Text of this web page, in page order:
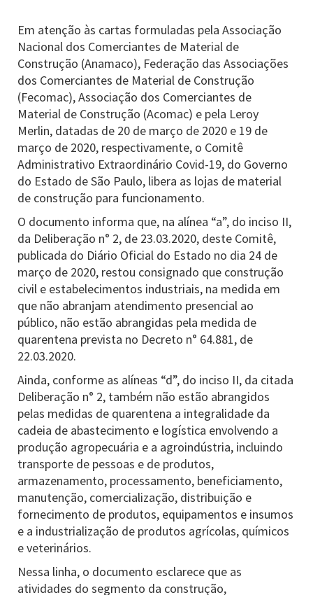
Em atenção às cartas formuladas pela Associação
Nacional dos Comerciantes de Material de
Construção (Anamaco), Federação das Associações
dos Comerciantes de Material de Construção
(Fecomac), Associação dos Comerciantes de
Material de Construção (Acomac) e pela Leroy
Merlin, datadas de 20 de março de 2020 e 19 de
março de 2020, respectivamente, o Comitê
Administrativo Extraordinário Covid-19, do Governo
do Estado de São Paulo, libera as lojas de material
de construção para funcionamento.
O documento informa que, na alínea “a”, do inciso II,
da Deliberação n° 2, de 23.03.2020, deste Comitê,
publicada do Diário Oficial do Estado no dia 24 de
março de 2020, restou consignado que construção
civil e estabelecimentos industriais, na medida em
que não abranjam atendimento presencial ao
público, não estão abrangidas pela medida de
quarentena prevista no Decreto n° 64.881, de
22.03.2020.
Ainda, conforme as alíneas “d”, do inciso II, da citada
Deliberação n° 2, também não estão abrangidos
pelas medidas de quarentena a integralidade da
cadeia de abastecimento e logística envolvendo a
produção agropecuária e a agroindústria, incluindo
transporte de pessoas e de produtos,
armazenamento, processamento, beneficiamento,
manutenção, comercialização, distribuição e
fornecimento de produtos, equipamentos e insumos
e a industrialização de produtos agrícolas, químicos
e veterinários.
Nessa linha, o documento esclarece que as
atividades do segmento da construção,